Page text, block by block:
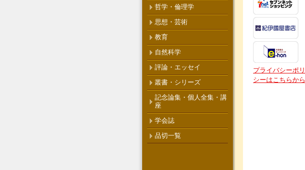
プライバシーポリ
シーはこちらから
哲学・倫理学
思想・芸術
教育
自然科学
評論・エッセイ
叢書・シリーズ
記念論集・個人全集・講
座
学会誌
品切一覧